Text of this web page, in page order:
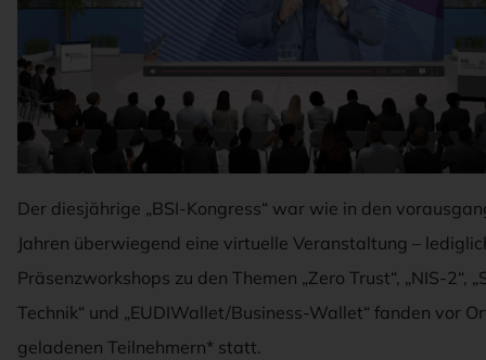
Der diesjährige „BSI-Kongress“ war wie in den
Jahren überwiegend eine virtuelle Veranstaltung –
Präsenzworkshops zu den Themen „Zero Trust“, „NIS-2“,
Technik“ und „EUDIWallet/Business-Wallet“ fanden vor
geladenen Teilnehmern* statt.